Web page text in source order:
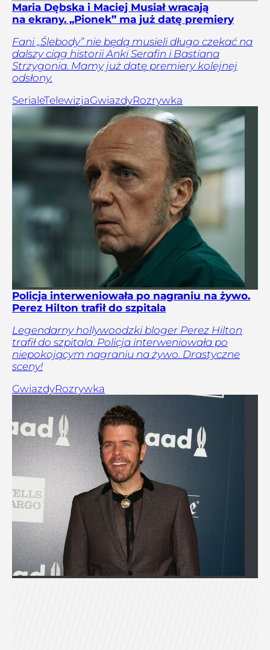
Maria Dębska i Maciej Musiał wracają
na ekrany. „Pionek” ma już datę premiery
Fani „Ślebody” nie będą musieli długo czekać na
dalszy ciąg historii Anki Serafin i Bastiana
Strzygonia. Mamy już datę premiery kolejnej
odsłony.
SerialeTelewizjaGwiazdyRozrywka
Policja interweniowała po nagraniu na żywo.
Perez Hilton trafił do szpitala
Legendarny hollywoodzki bloger Perez Hilton
trafił do szpitala. Policja interweniowała po
niepokojącym nagraniu na żywo. Drastyczne
sceny!
GwiazdyRozrywka